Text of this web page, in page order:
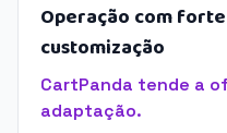
Operação com
customização
CartPanda tende a
adaptação.